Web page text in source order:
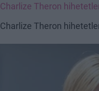
Charlize Theron
Charlize Theron